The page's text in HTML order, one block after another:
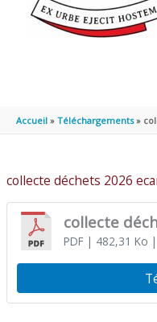
Accueil Téléchargements
collecte déchets 2026
collecte
PDF| 482,31 Ko